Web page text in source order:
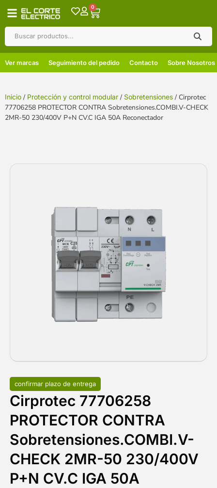
0
Ver marcas Seguimiento del pedido Contacto Sobre Nosotros
Inicio / Protección y control modular / Sobretensiones / Cirprotec
77706258 PROTECTOR CONTRA Sobretensiones.COMBI.V-CHECK
2MR-50 230/400V P+N CV.C IGA 50A Reconectador
confirmar plazo de entrega
Cirprotec 77706258
PROTECTOR CONTRA
Sobretensiones.COMBI.V-
CHECK 2MR-50 230/400V
P+N CV.C IGA 50A